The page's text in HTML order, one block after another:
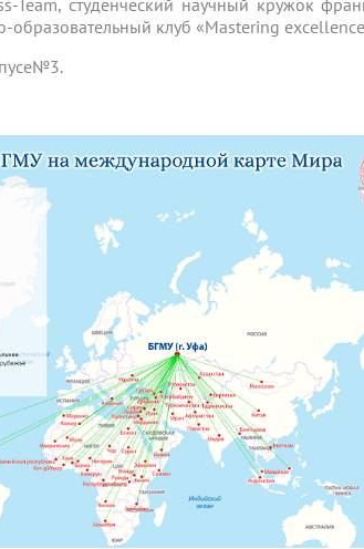
Team, студенческий научный кружок
образовательный клуб «Mastering